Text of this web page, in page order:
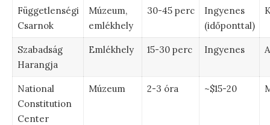
Függetlenségi
Csarnok
Múzeum,
emlékhely
30-45 perc
Ingyenes
(időponttal)
Szabadság
Harangja
Emlékhely 15-30 perc Ingyenes
National
Constitution
Center
Múzeum 2-3 óra ~$15-20